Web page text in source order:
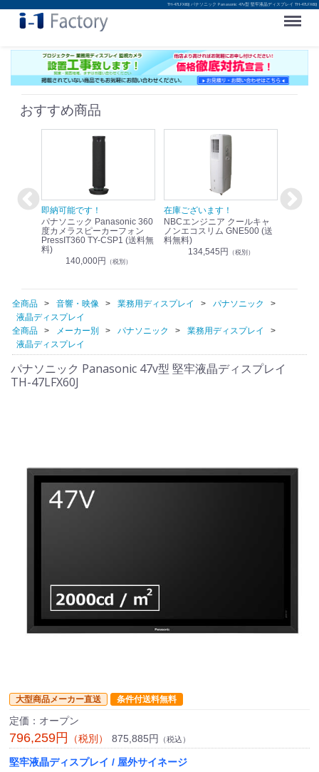
TH-47LFX60J パナソニック Panasonic 47v型 堅牢液晶ディスプレイ TH-47LFX60J
Menu
おすすめ商品
即納可能です！
パナソニック Panasonic 360
度カメラスピーカーフォン
PressIT360 TY-CSP1 (送料無
料)
140,000円 （税別）
在庫ございます！
NBCエンジニア クールキャ
ノンエコスリム GNE500 (送
料無料)
134,545円 （税別）
即納可
全商品 音響・映像 業務用ディスプレイ
パナソニック
液晶ディスプレイ
全商品
メーカー別 パナソニック
業務用ディスプレイ
液晶ディスプレイ
パナソニック Panasonic 47v型 堅牢液晶ディスプレイ
TH-47LFX60J
大型商品メーカー直送 条件付送料無料
定価：オープン
796,259円 （税別） 875,885円 （税込）
堅牢液晶ディスプレイ / 屋外サイネージ